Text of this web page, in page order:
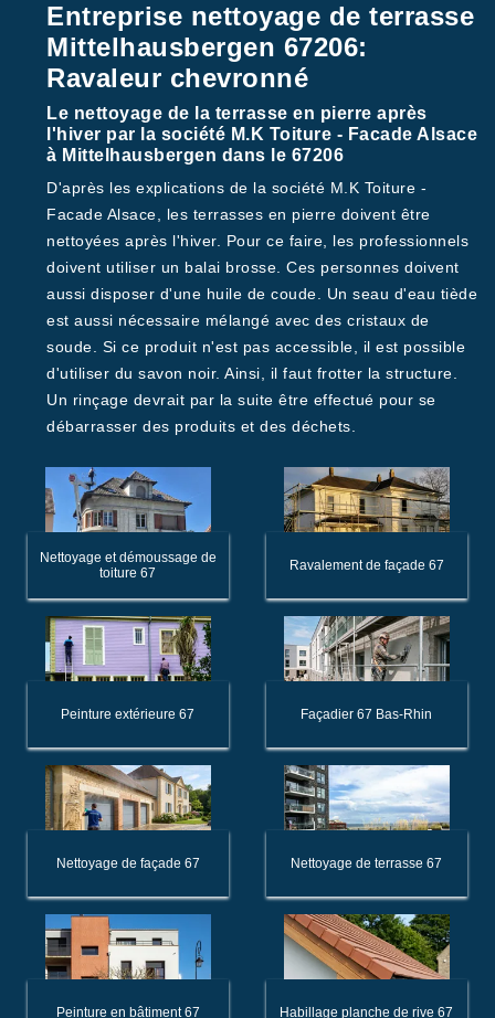
Entreprise nettoyage de terrasse
Mittelhausbergen 67206:
Ravaleur chevronné
Le nettoyage de la terrasse en pierre après
l'hiver par la société M.K Toiture - Facade Alsace
à Mittelhausbergen dans le 67206
D'après les explications de la société M.K Toiture -
Facade Alsace, les terrasses en pierre doivent être
nettoyées après l'hiver. Pour ce faire, les professionnels
doivent utiliser un balai brosse. Ces personnes doivent
aussi disposer d'une huile de coude. Un seau d'eau tiède
est aussi nécessaire mélangé avec des cristaux de
soude. Si ce produit n'est pas accessible, il est possible
d'utiliser du savon noir. Ainsi, il faut frotter la structure.
Un rinçage devrait par la suite être effectué pour se
débarrasser des produits et des déchets.
Nettoyage et démoussage de
toiture 67
Ravalement de façade 67
Peinture extérieure 67 Façadier 67 Bas-Rhin
Nettoyage de façade 67 Nettoyage de terrasse 67
Peinture en bâtiment 67 Habillage planche de rive 67